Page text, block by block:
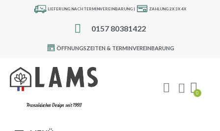
LIEFERUNG NACH TERMINVEREINBARUNG | ZAHLUNG 2X 3X 4X
0157 80381422
ÖFFNUNGSZEITEN & TERMINVEREINBARUNG
Französisches Design seit 1993